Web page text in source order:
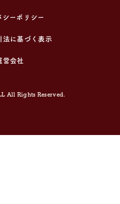
シーポリシー
法に基づく表示
営会社
All Rights Reserved.